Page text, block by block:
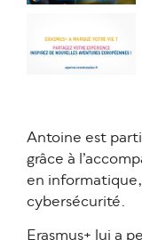
Antoine est
grâce à
en informatique,
cybersécurité.